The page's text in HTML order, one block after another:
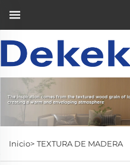
Inicio> TEXTURA DE MADERA